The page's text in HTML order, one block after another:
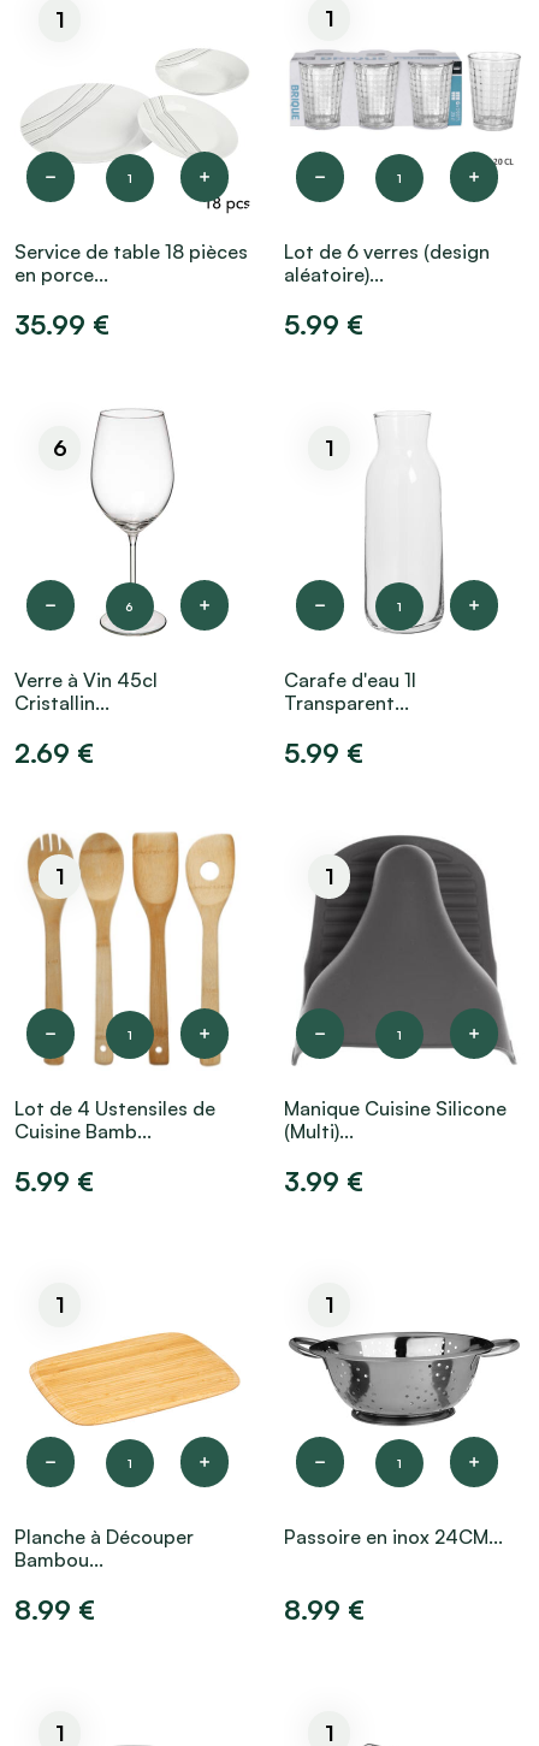
1
1
Service de table 18 pièces
en porce...
35.99 €
1
1
Lot de 6 verres (design
aléatoire)...
5.99 €
6
6
Verre à Vin 45cl
Cristallin...
2.69 €
1
1
Carafe d'eau 1l
Transparent...
5.99 €
1
1
Lot de 4 Ustensiles de
Cuisine Bamb...
5.99 €
1
1
Manique Cuisine Silicone
(Multi)...
3.99 €
1
1
Planche à Découper
Bambou...
8.99 €
1
1
Passoire en inox 24CM...
8.99 €
1 1